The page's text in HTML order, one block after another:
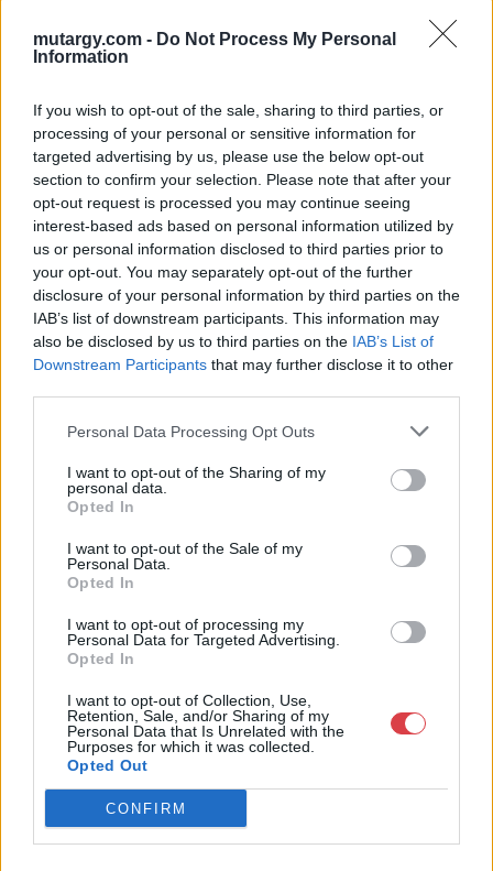
mutargy.com - Do Not Process My Personal
Information
If you wish to opt-out of the sale, sharing to third parties, or
processing of your personal or sensitive information for
targeted advertising by us, please use the below opt-out
section to confirm your selection. Please note that after your
opt-out request is processed you may continue seeing
interest-based ads based on personal information utilized by
us or personal information disclosed to third parties prior to
your opt-out. You may separately opt-out of the further
disclosure of your personal information by third parties on the
IAB’s list of downstream participants. This information may
also be disclosed by us to third parties on the IAB’s List of
Downstream Participants that may further disclose it to other
Personal Data Processing Opt Outs
I want to opt-out of the Sharing of my
personal data.
Opted In
I want to opt-out of the Sale of my
Personal Data.
Opted In
I want to opt-out of processing my
Personal Data for Targeted Advertising.
Opted In
I want to opt-out of Collection, Use,
Retention, Sale, and/or Sharing of my
Personal Data that Is Unrelated with the
Purposes for which it was collected.
Opted Out
CONFIRM
MEGTEKINTEM MEGTEKINTEM
FESTMÉNY, GRAFIKA
155. tétel:
litográfia, szignált, 24 x 44,5
Kikiáltási ár:1 000
137. Jótékonysági árverés a
Kóborlók Állatvédelmi
Egyesület javára
Aukció időpontja: 2018-06-
09 17:00
MEGTEKINTEM
FESTMÉNY, GRAFIKA
156. tétel:
30 x 30 cm
Kikiáltási ár:
1 500Ft
137. Jótékonysági árverés a
Aukció időpontja: 2018-06-
09 17:00
MEGTEKINTEM